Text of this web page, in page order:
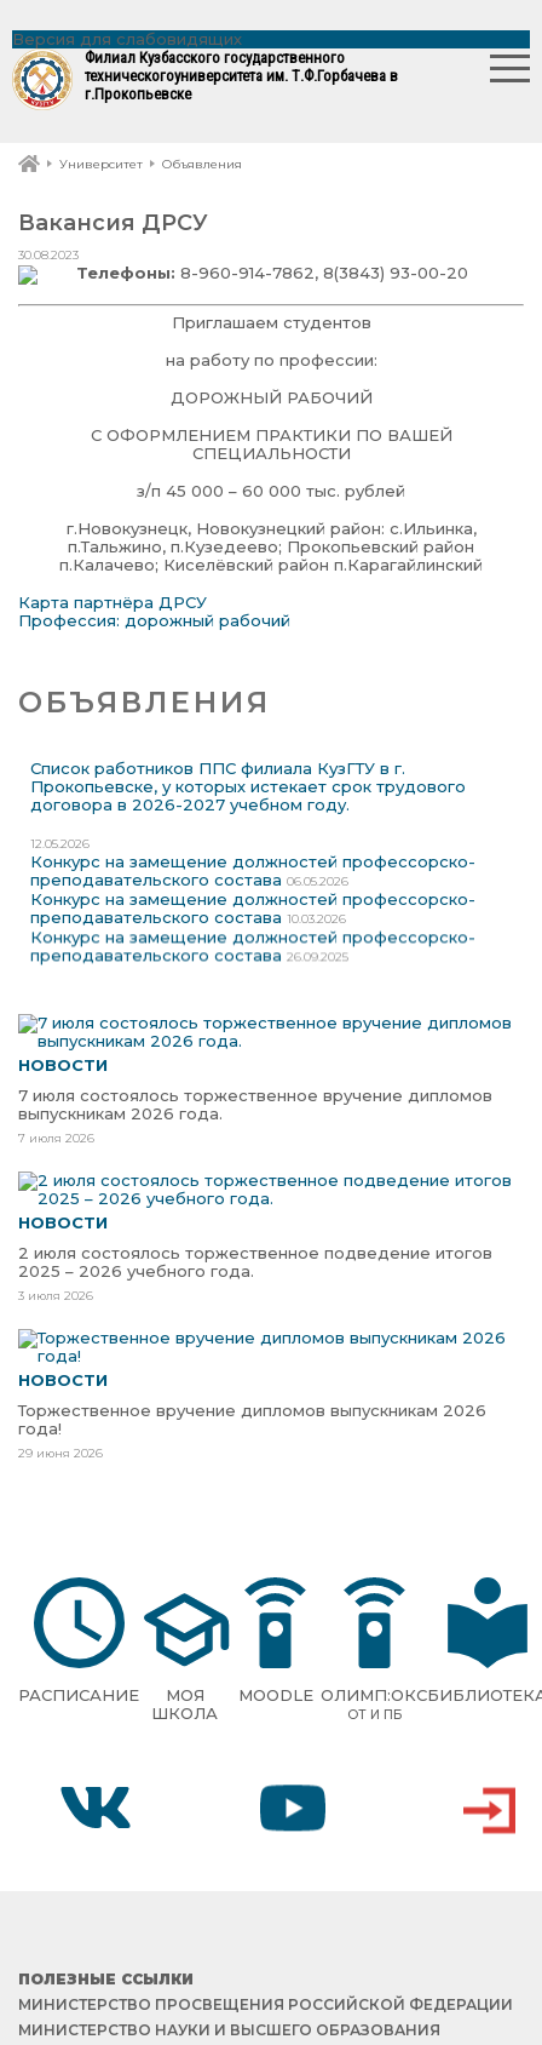
Версия для слабовидящих
Филиал Кузбасского государственного
техническогоуниверситета им. Т.Ф.Горбачева в
г.Прокопьевске
Университет Объявления
Вакансия ДРСУ
30.08.2023
Телефоны: 8-960-914-7862, 8(3843) 93-00-20
Приглашаем студентов
на работу по профессии:
ДОРОЖНЫЙ РАБОЧИЙ
С ОФОРМЛЕНИЕМ ПРАКТИКИ ПО ВАШЕЙ
СПЕЦИАЛЬНОСТИ
з/п 45 000 – 60 000 тыс. рублей
г.Новокузнецк, Новокузнецкий район: c.Ильинка,
п.Тальжино, п.Кузедеево; Прокопьевский район
п.Калачево; Киселёвский район п.Карагайлинский
Карта партнёра ДРСУ
Профессия: дорожный рабочий
ОБЪЯВЛЕНИЯ
Список работников ППС филиала КузГТУ в г.
Прокопьевске, у которых истекает срок трудового
договора в 2026-2027 учебном году.
12.05.2026
Конкурс на замещение должностей профессорско-
преподавательского состава 06.05.2026
Конкурс на замещение должностей профессорско-
преподавательского состава 10.03.2026
Конкурс на замещение должностей профессорско-
преподавательского состава 26.09.2025
НОВОСТИ
7 июля состоялось торжественное вручение дипломов
выпускникам 2026 года.
7 июля 2026
НОВОСТИ
2 июля состоялось торжественное подведение итогов
2025 – 2026 учебного года.
3 июля 2026
НОВОСТИ
Торжественное вручение дипломов выпускникам 2026
года!
29 июня 2026
РАСПИСАНИЕ
МОЯ
ШКОЛА
MOODLE ОЛИМП:ОКС
ОТ И ПБ
ПОЛЕЗНЫЕ ССЫЛКИ
МИНИСТЕРСТВО ПРОСВЕЩЕНИЯ РОССИЙСКОЙ ФЕДЕРАЦИИ
МИНИСТЕРСТВО НАУКИ И ВЫСШЕГО ОБРАЗОВАНИЯ